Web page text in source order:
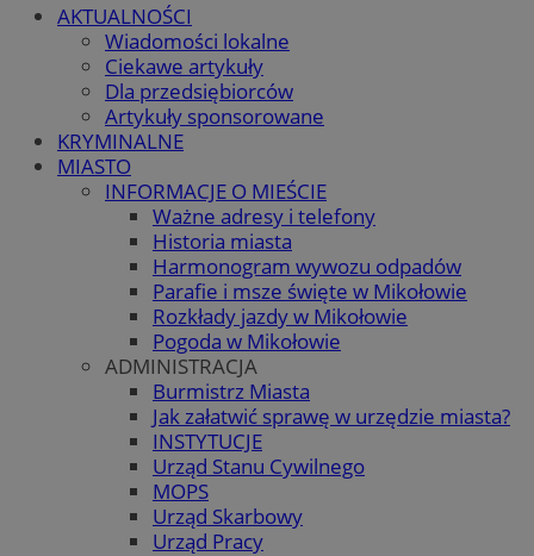
AKTUALNOŚCI
Wiadomości lokalne
Ciekawe artykuły
Dla przedsiębiorców
Artykuły sponsorowane
KRYMINALNE
MIASTO
INFORMACJE O MIEŚCIE
Ważne adresy i telefony
Historia miasta
Harmonogram wywozu odpadów
Parafie i msze święte w Mikołowie
Rozkłady jazdy w Mikołowie
Pogoda w Mikołowie
ADMINISTRACJA
Burmistrz Miasta
Jak załatwić sprawę w urzędzie miasta?
INSTYTUCJE
Urząd Stanu Cywilnego
MOPS
Urząd Skarbowy
Urząd Pracy